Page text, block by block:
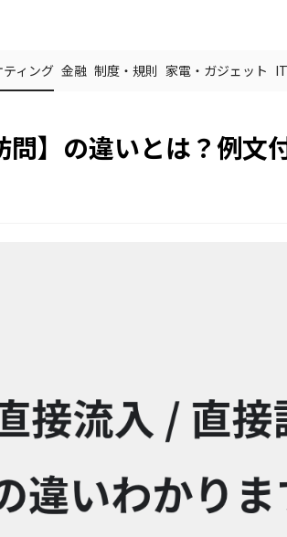
ティング 金融 制度・規則 家電・ガジェット
問】の違いとは？例文